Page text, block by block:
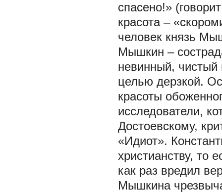
спасено!»
красота –
человек князь
Мышкин –
невинный, чистый
целью дерзкой.
красоты
исследователи,
Достоевскому,
«Идиот».
христианству, то
как раз вредил
Мышкина